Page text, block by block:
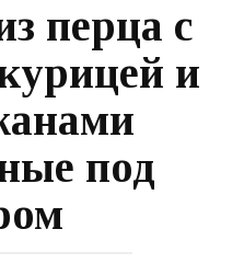
перца с
и
под